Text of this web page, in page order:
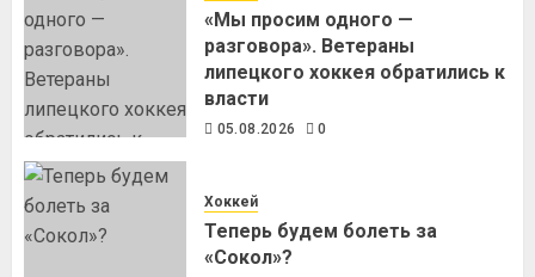
«Мы просим одного —
разговора». Ветераны
липецкого хоккея обратились к
власти
05.08.2026 0
Хоккей
Теперь будем болеть за
«Сокол»?